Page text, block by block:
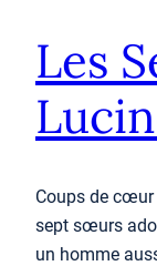
Les
Coups de cœur
sept sœurs
un homme